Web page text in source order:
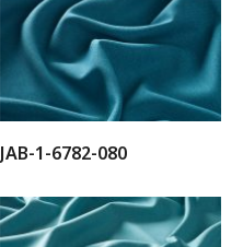
JAB-1-6782-080